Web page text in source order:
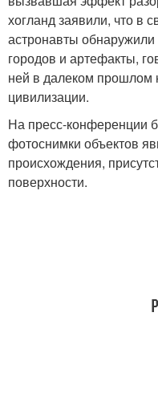
хогланд заявили, что в
астронавты
городов и артефакты,
ней в далеком прошлом
цивилизации.
На пресс-конференции
фотоснимки объектов
происхождения,
поверхности.